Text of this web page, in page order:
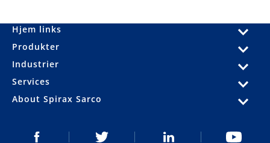
Hjem links
Produkter
Industrier
Services
About Spirax Sarco